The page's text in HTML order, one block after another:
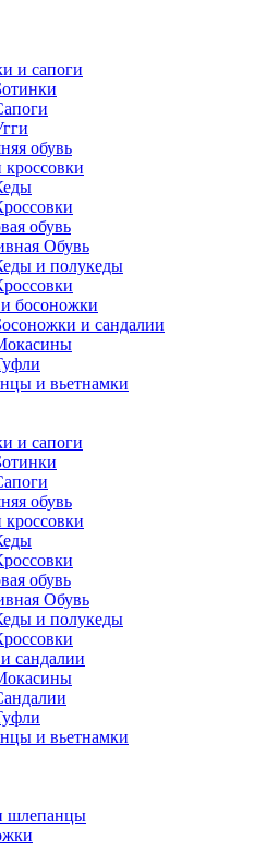
и сапоги
обувь
обувь
Обувь
и полукеды
босоножки
и сандалии
и вьетнамки
и сапоги
обувь
обувь
Обувь
и полукеды
сандалии
и вьетнамки
шлепанцы